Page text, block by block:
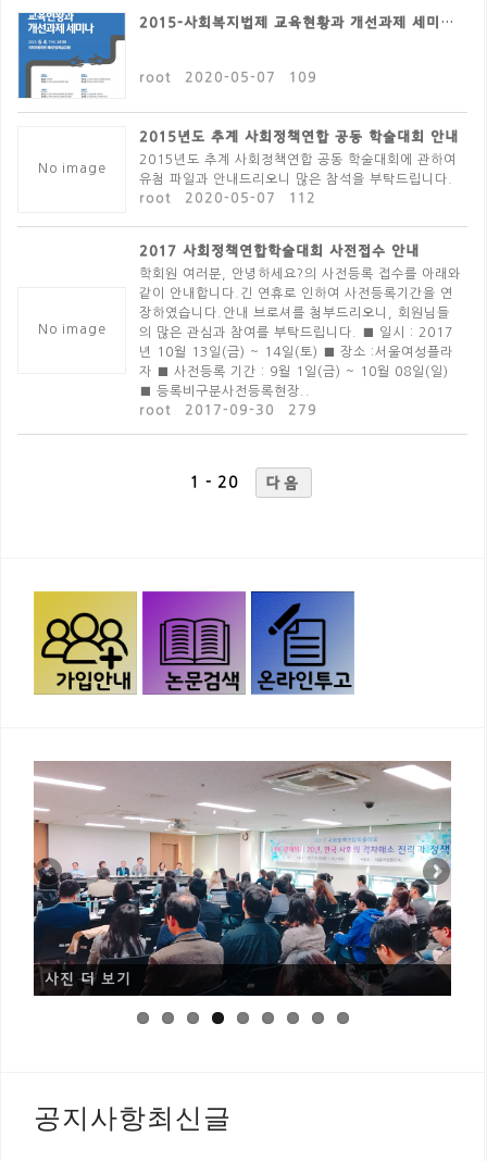
2015-사회복지법제 교육현황과 개선과제 세미나(춘계학..
root 2020-05-07 109
No image
2015년도 추계 사회정책연합 공동 학술대회 안내
2015년도 추계 사회정책연합 공동 학술대회에 관하여
유첨 파일과 안내드리오니 많은 참석을 부탁드립니다.
root 2020-05-07 112
No image
2017 사회정책연합학술대회 사전접수 안내
학회원 여러분, 안녕하세요?의 사전등록 접수를 아래와
같이 안내합니다.긴 연휴로 인하여 사전등록기간을 연
장하였습니다.안내 브로셔를 첨부드리오니, 회원님들
의 많은 관심과 참여를 부탁드립니다. ■ 일시 : 2017
년 10월 13일(금) ~ 14일(토) ■ 장소 :서울여성플라
자 ■ 사전등록 기간 : 9월 1일(금) ~ 10월 08일(일)
■ 등록비구분사전등록현장..
root 2017-09-30 279
1 - 20 다음
사진 더 보기
공지사항최신글